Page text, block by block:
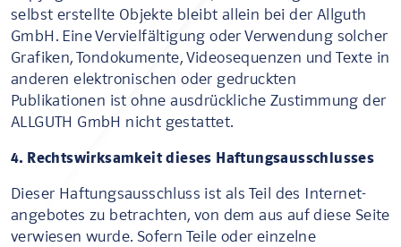
selbst erstellte Objekte bleibt allein bei der Allguth
GmbH. Eine Vervielfältigung oder Verwendung solcher
Grafiken, Tondokumente, Videosequenzen und Texte in
anderen elektronischen oder gedruckten
Publikationen ist ohne ausdrückliche Zustimmung der
ALLGUTH GmbH nicht gestattet.
4. Rechtswirksamkeit dieses Haftungsausschlusses
Dieser Haftungsausschluss ist als Teil des Internet-
angebotes zu betrachten, von dem aus auf diese Seite
verwiesen wurde. Sofern Teile oder einzelne